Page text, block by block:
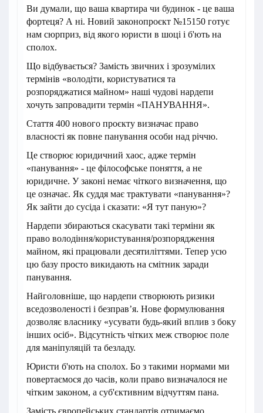
Ви думали, що ваша квартира чи будинок - це ваша
фортеця? А ні. Новий законопроєкт №15150 готує
нам сюрприз, від якого юристи в шоці і б'ють на
сполох.
Що відбувається? Замість звичних і зрозумілих
термінів «володіти, користуватися та
розпоряджатися майном» наші чудові нардепи
хочуть запровадити термін «ПАНУВАННЯ».
Стаття 400 нового проєкту визначає право
власності як повне панування особи над річчю.
Це створює юридичний хаос, адже термін
«панування» - це філософське поняття, а не
юридичне. У законі немає чіткого визначення, що
це означає. Як суддя має трактувати «панування»?
Як зайти до сусіда і сказати: «Я тут паную»?
Нардепи збираються скасувати такі терміни як
право володіння/користування/розпорядження
майном, які працювали десятиліттями. Тепер усю
цю базу просто викидають на смітник заради
панування.
Найголовніше, що нардепи створюють ризики
вседозволеності і безправ’я. Нове формулювання
дозволяє власнику «усувати будь-який вплив з боку
інших осіб». Відсутність чітких меж створює поле
для маніпуляцій та безладу.
Юристи б'ють на сполох. Бо з такими нормами ми
повертаємося до часів, коли право визначалося не
чітким законом, а суб'єктивним відчуттям пана.
Замість європейських стандартів отримаємо